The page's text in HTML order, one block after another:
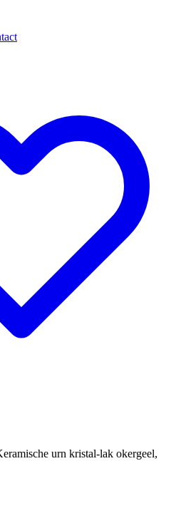
urn kristal-lak okergeel,